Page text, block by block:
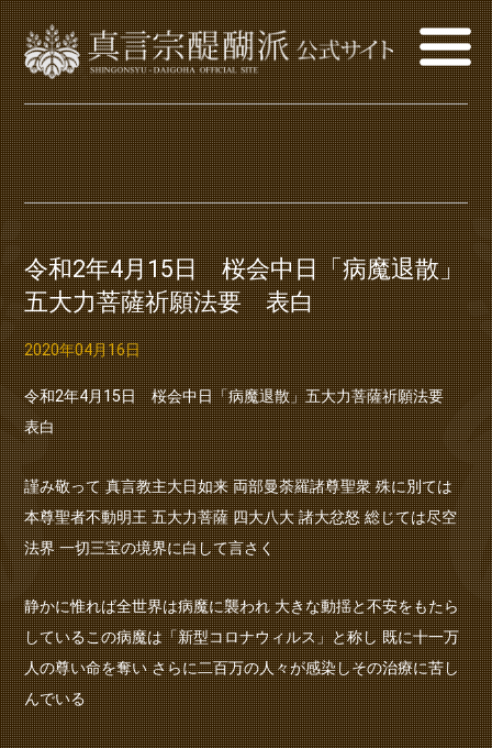
令和2年4月15日 桜会中日「病魔退散」
五大力菩薩祈願法要 表白
2020年04月16日
令和2年4月15日 桜会中日「病魔退散」五大力菩薩祈願法要
表白
謹み敬って 真言教主大日如来 両部曼荼羅諸尊聖衆 殊に別ては
本尊聖者不動明王 五大力菩薩 四大八大 諸大忿怒 総じては尽空
法界 一切三宝の境界に白して言さく
静かに惟れば全世界は病魔に襲われ 大きな動揺と不安をもたら
しているこの病魔は「新型コロナウィルス」と称し 既に十一万
人の尊い命を奪い さらに二百万の人々が感染しその治療に苦し
んでいる